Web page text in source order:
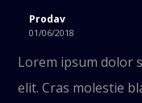
Prodav
01/06/2018
Lorem ipsum dolor
elit. Cras molestie